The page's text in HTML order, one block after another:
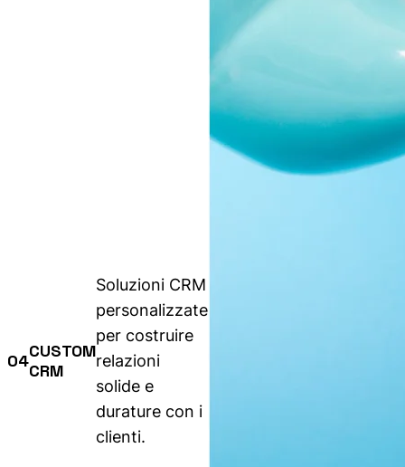
04CUSTOM
CRM
Soluzioni CRM
personalizzate
per costruire
relazioni
solide e
durature con i
clienti.